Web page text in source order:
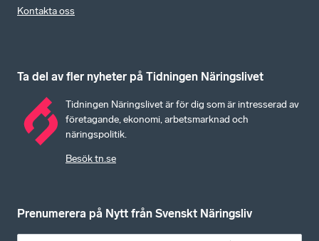
Kontakta oss
Ta del av fler nyheter på Tidningen Näringslivet
Tidningen Näringslivet är för dig som är intresserad av
företagande, ekonomi, arbetsmarknad och
näringspolitik.
Besök tn.se
Prenumerera på Nytt från Svenskt Näringsliv